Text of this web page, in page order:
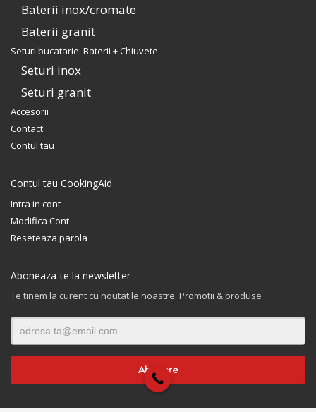
Baterii inox/cromate
Baterii granit
Seturi bucatarie: Baterii + Chiuvete
Seturi inox
Seturi granit
Accesorii
Contact
Contul tau
Contul tau CookingAid
Intra in cont
Modifica Cont
Reseteaza parola
Aboneaza-te la newsletter
Te tinem la curent cu noutatile noastre. Promotii & produse